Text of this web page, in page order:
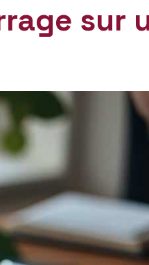
sur